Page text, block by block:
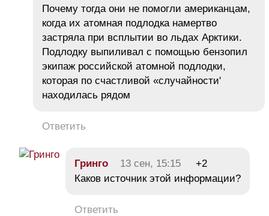
Почему тогда они не помогли американцам,
когда их атомная подлодка намертво
застряла при всплытии во льдах Арктики.
Подлодку выпиливал с помощью бензопил
экипаж российской атомной подлодки,
которая по счастливой «случайности'
находилась рядом
Ответить
Гринго 13 сен, 15:15
+2
Каков источник этой информации?
Ответить